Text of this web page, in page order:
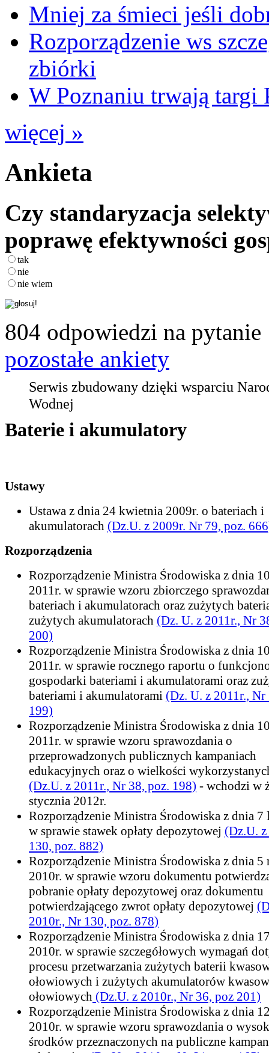
Mniej za śmieci jeśli
Rozporządzenie ws
zbiórki
W Poznaniu trwają
więcej »
Ankieta
Czy standaryzacja
poprawę efektywności
tak
nie
nie wiem
804 odpowiedzi na pytanie
pozostałe ankiety
Serwis zbudowany dzięki wsparciu
Wodnej
Baterie i akumulatory
Ustawy
Ustawa z dnia 24 kwietnia 2009r. o bateriach i
akumulatorach (Dz.U. z 2009r. Nr 79, poz.
Rozporządzenia
Rozporządzenie Ministra Środowiska z dnia
2011r. w sprawie wzoru zbiorczego
bateriach i akumulatorach oraz zużytych
zużytych akumulatorach (Dz. U. z 2011r., Nr
200)
Rozporządzenie Ministra Środowiska z dnia
2011r. w sprawie rocznego raportu o
gospodarki bateriami i akumulatorami oraz
bateriami i akumulatorami (Dz. U. z 2011r., Nr
199)
Rozporządzenie Ministra Środowiska z dnia
2011r. w sprawie wzoru sprawozdania o
przeprowadzonych publicznych kampaniach
edukacyjnych oraz o wielkości
(Dz.U. z 2011r., Nr 38, poz. 198) - wchodzi w
stycznia 2012r.
Rozporządzenie Ministra Środowiska z dnia 7
w sprawie stawek opłaty depozytowej (Dz.U.
130, poz. 882)
Rozporządzenie Ministra Środowiska z dnia 5
2010r. w sprawie wzoru dokumentu
pobranie opłaty depozytowej oraz dokumentu
potwierdzającego zwrot opłaty depozytowej
2010r., Nr 130, poz. 878)
Rozporządzenie Ministra Środowiska z dnia
2010r. w sprawie szczegółowych wymagań
procesu przetwarzania zużytych baterii
ołowiowych i zużytych akumulatorów
ołowiowych (Dz.U. z 2010r., Nr 36, poz 201)
Rozporządzenie Ministra Środowiska z dnia
2010r. w sprawie wzoru sprawozdania o
środków przeznaczonych na publiczne